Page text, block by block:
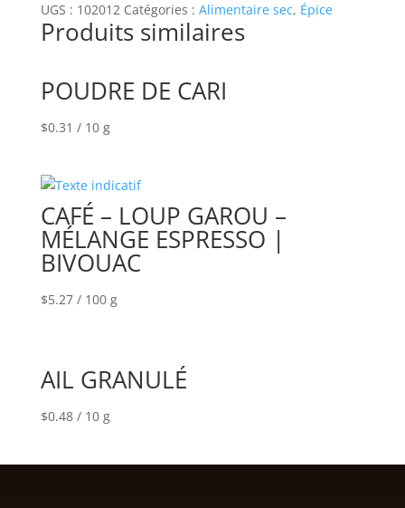
UGS : 102012 Catégories : Alimentaire sec, Épice
Produits similaires
POUDRE DE CARI
$0.31 / 10 g
CAFÉ – LOUP GAROU –
MÉLANGE ESPRESSO |
BIVOUAC
$5.27 / 100 g
AIL GRANULÉ
$0.48 / 10 g